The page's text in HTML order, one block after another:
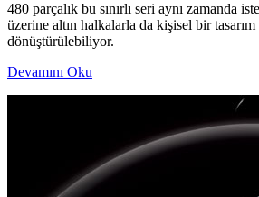
480 parçalık bu sınırlı seri aynı zamanda
üzerine altın halkalarla da kişisel bir
dönüştürülebiliyor.
Devamını Oku